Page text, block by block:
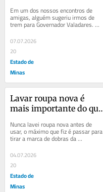
Em um dos nossos encontros de
amigas, alguém sugeriu irmos de
trem para Governador Valadares.
Somos 15 amigas no grupo e
nenhuma de nós tinha feito...
07.07.2026
20
Estado de
Minas
Lavar roupa nova é
mais importante do que
Nunca lavei roupa nova antes de
usar, o máximo que fiz é passar para
tirar a marca de dobras da
e sempre gostei...
04.07.2026
20
Estado de
Minas